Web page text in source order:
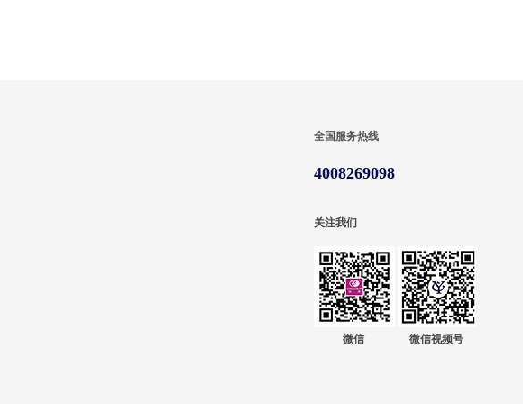
全国服务热线
4008269098
关注我们
微信 微信视频号